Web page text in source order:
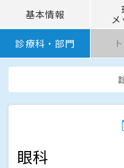
基本情報
診療科・部門
眼科